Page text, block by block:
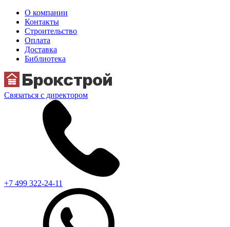
О компании
Контакты
Строительство
Оплата
Доставка
Библиотека
Связаться с директором
+7 499 322-24-11